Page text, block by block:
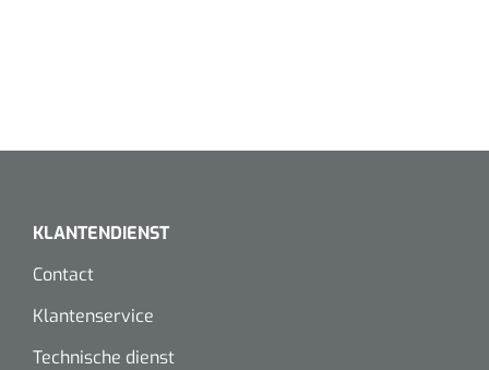
KLANTENDIENST
Contact
Klantenservice
Technische dienst